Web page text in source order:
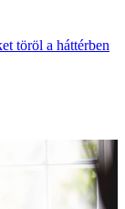
töröl a háttérben